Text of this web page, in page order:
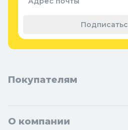
Теплицы, парники и укрывной
Покупателям
О компании